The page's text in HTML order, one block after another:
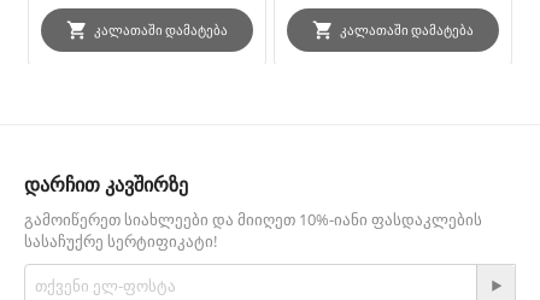
ᲙᲐᲚᲐᲗᲐᲨᲘ ᲓᲐᲛᲐᲢᲔᲑᲐ ᲙᲐᲚᲐᲗᲐᲨᲘ ᲓᲐᲛᲐᲢᲔᲑᲐ
დარჩით კავშირზე
ᲒᲐᲛᲝᲘᲬᲔᲠᲔᲗ ᲡᲘᲐᲮᲚᲔᲔᲑᲘ ᲓᲐ ᲛᲘᲘᲦᲔᲗ 10%-ᲘᲐᲜᲘ ᲤᲐᲡᲓᲐᲙᲚᲔᲑᲘᲡ
ᲡᲐᲡᲐᲩᲣᲥᲠᲔ ᲡᲔᲠᲢᲘᲤᲘᲙᲐᲢᲘ!